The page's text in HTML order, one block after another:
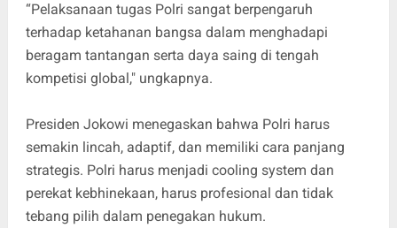
“Pelaksanaan tugas Polri sangat berpengaruh
terhadap ketahanan bangsa dalam menghadapi
beragam tantangan serta daya saing di tengah
kompetisi global," ungkapnya.
Presiden Jokowi menegaskan bahwa Polri harus
semakin lincah, adaptif, dan memiliki cara panjang
strategis. Polri harus menjadi cooling system dan
perekat kebhinekaan, harus profesional dan tidak
tebang pilih dalam penegakan hukum.